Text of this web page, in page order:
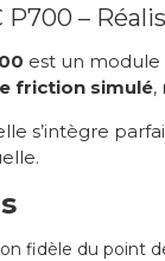
P700 –
est un
friction simulé,
s’intègre
fidèle du point